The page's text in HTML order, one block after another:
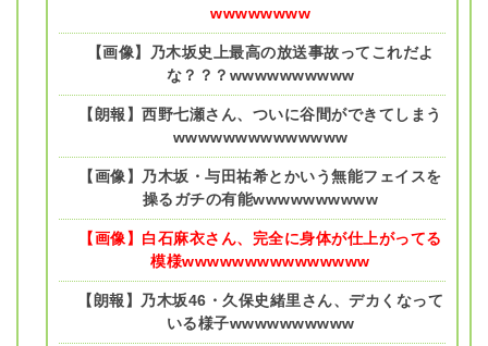
wwwwwwww
【画像】乃木坂史上最高の放送事故ってこれだよ
な？？？wwwwwwwwww
【朗報】西野七瀬さん、ついに谷間ができてしまう
wwwwwwwwwwwwww
【画像】乃木坂・与田祐希とかいう無能フェイスを
操るガチの有能wwwwwwwwww
【画像】白石麻衣さん、完全に身体が仕上がってる
模様wwwwwwwwwwwwwww
【朗報】乃木坂46・久保史緒里さん、デカくなって
いる様子wwwwwwwwww